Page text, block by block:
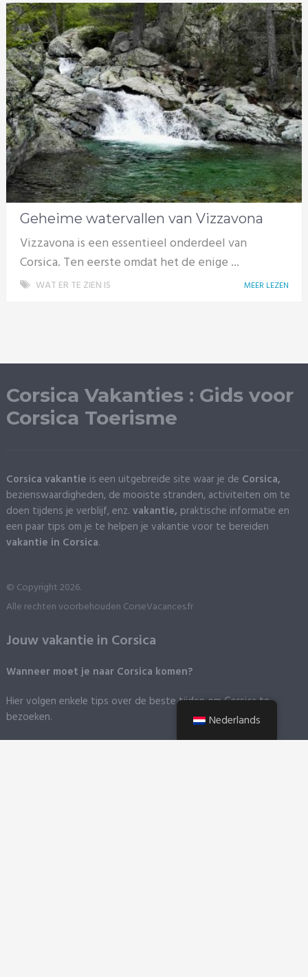
Geheime watervallen van Vizzavona
Vizzavona is een essentieel onderdeel van
Corsica. Ten eerste omdat het de enige ...
WAT ER TE ZIEN IS MEER LEZEN
Corsica Vakanties : Gids voor
Corsica Toerisme
Corsica vakantie is een uitgebreide site waar je de Corsica,
bezienswaardigheden, de mooiste stranden, activiteiten om te
doen tijdens je verblijf, enz. vakantie, praktische informatie en
een paar tips om je te helpen je vakantie voor te bereiden
vakantie in Corsica.
© Copyright 2026.
Alle rechten voorbehouden CorseVacances.fr
Jouw vakantie in Corsica
Wanneer moet je naar Corsica komen?
Hier volgen enkele tips over de beste tijden om Corsica te
bezoeken.
Nederlands